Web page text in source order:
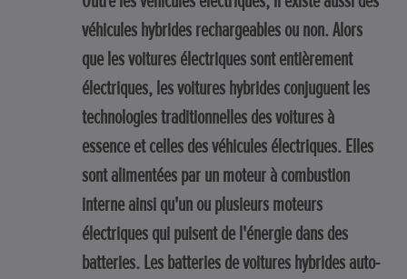
véhicules hybrides rechargeables ou non. Alors
que les voitures électriques sont entièrement
électriques, les voitures hybrides conjuguent les
technologies traditionnelles des voitures à
essence et celles des véhicules électriques. Elles
sont alimentées par un moteur à combustion
interne ainsi qu'un ou plusieurs moteurs
électriques qui puisent de l'énergie dans des
batteries. Les batteries de voitures hybrides auto-